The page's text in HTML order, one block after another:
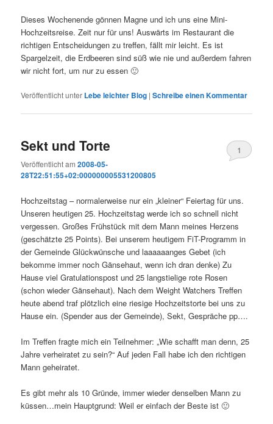
Dieses Wochenende gönnen Magne und ich uns eine Mini-
Hochzeitsreise. Zeit nur für uns! Auswärts im Restaurant die
richtigen Entscheidungen zu treffen, fällt mir leicht. Es ist
Spargelzeit, die Erdbeeren sind süß wie nie und außerdem fahren
wir nicht fort, um nur zu essen 🙂
Veröffentlicht unter Lebe leichter Blog |Schreibe einen Kommentar
Sekt und Torte
Veröffentlicht am2008-05-
28T22:51:55+02:000000005531200805
1
Hochzeitstag – normalerweise nur ein „kleiner“ Feiertag für uns.
Unseren heutigen 25. Hochzeitstag werde ich so schnell nicht
vergessen. Großes Frühstück mit dem Mann meines Herzens
(geschätzte 25 Points). Bei unserem heutigem FiT-Programm in
der Gemeinde Glückwünsche und laaaaaanges Gebet (ich
bekomme immer noch Gänsehaut, wenn ich dran denke) Zu
Hause viel Gratulationspost und 25 langstielige rote Rosen
(schon wieder Gänsehaut). Nach dem Weight Watchers Treffen
heute abend traf plötzlich eine riesige Hochzeitstorte bei uns zu
Hause ein. (Spender aus der Gemeinde), Sekt, Gespräche pp….
Im Treffen fragte mich ein Teilnehmer: „Wie schafft man denn, 25
Jahre verheiratet zu sein?“ Auf jeden Fall habe ich den richtigen
Mann geheiratet.
Es gibt mehr als 10 Gründe, immer wieder denselben Mann zu
küssen…mein Hauptgrund: Weil er einfach der Beste ist 🙂